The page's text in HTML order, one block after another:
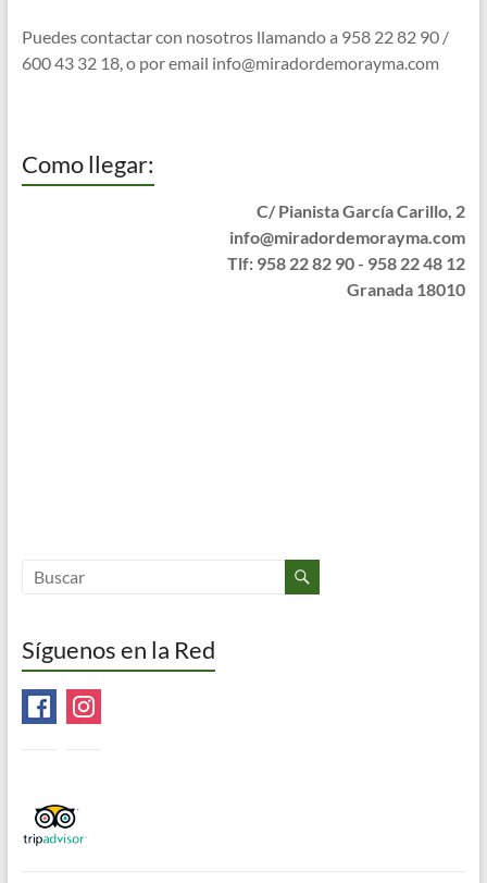
Puedes contactar con nosotros llamando a 958 22 82 90 /
600 43 32 18, o por email info@miradordemorayma.com
Como llegar:
C/ Pianista García Carillo, 2
info@miradordemorayma.com
Tlf: 958 22 82 90 - 958 22 48 12
Granada 18010
Síguenos en la Red